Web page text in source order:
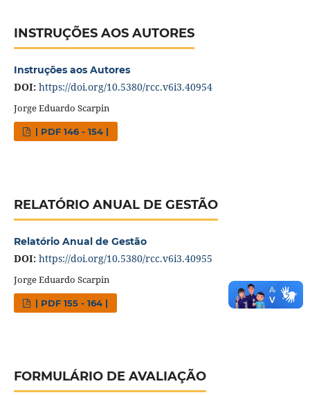
INSTRUÇÕES AOS AUTORES
Instruções aos Autores
DOI: https://doi.org/10.5380/rcc.v6i3.40954
Jorge Eduardo Scarpin
| PDF 146 - 154 |
RELATÓRIO ANUAL DE GESTÃO
Relatório Anual de Gestão
DOI: https://doi.org/10.5380/rcc.v6i3.40955
Jorge Eduardo Scarpin
| PDF 155 - 164 |
FORMULÁRIO DE AVALIAÇÃO